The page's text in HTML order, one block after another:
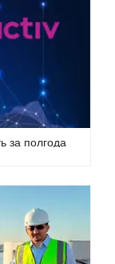
за полгода